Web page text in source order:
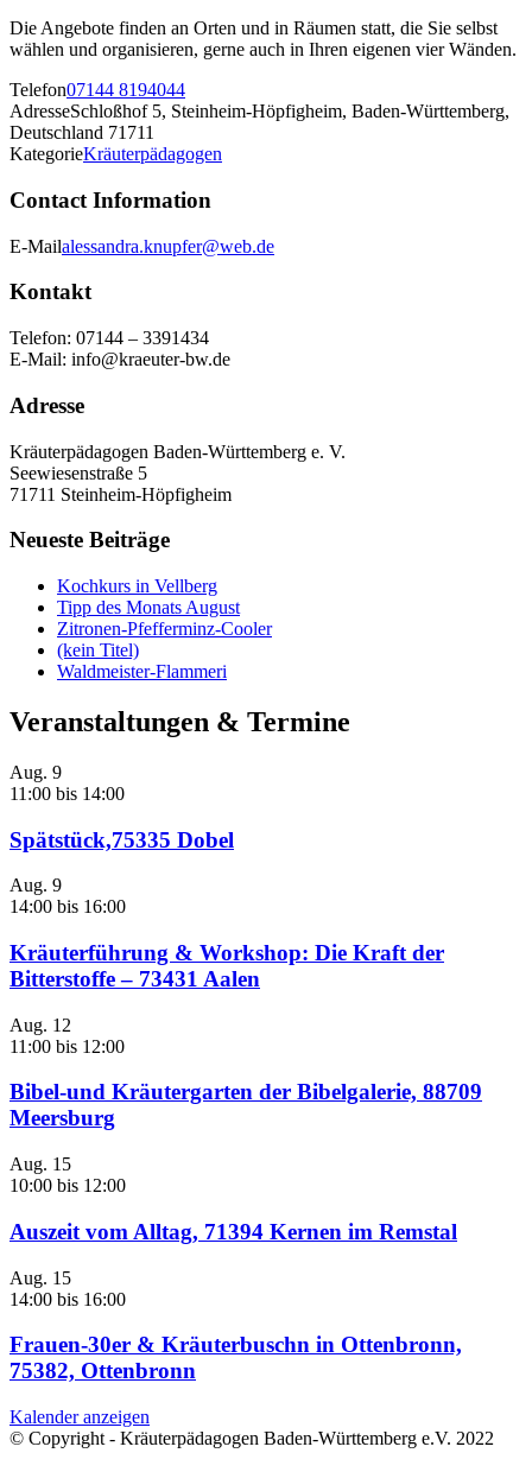
Die Angebote finden an Orten und in Räumen statt, die Sie selbst
wählen und organisieren, gerne auch in Ihren eigenen vier Wänden.
Telefon07144 8194044
AdresseSchloßhof 5, Steinheim-Höpfigheim, Baden-Württemberg,
Deutschland 71711
KategorieKräuterpädagogen
Contact Information
E-Mailalessandra.knupfer@web.de
Kontakt
Telefon: 07144 – 3391434
E-Mail: info@kraeuter-bw.de
Adresse
Kräuterpädagogen Baden-Württemberg e. V.
Seewiesenstraße 5
71711 Steinheim-Höpfigheim
Neueste Beiträge
Kochkurs in Vellberg
Tipp des Monats August
Zitronen-Pfefferminz-Cooler
(kein Titel)
Waldmeister-Flammeri
Veranstaltungen & Termine
Aug. 9
11:00 bis 14:00
Spätstück,75335 Dobel
Aug. 9
14:00 bis 16:00
Kräuterführung & Workshop: Die Kraft der
Bitterstoffe – 73431 Aalen
Aug. 12
11:00 bis 12:00
Bibel-und Kräutergarten der Bibelgalerie, 88709
Meersburg
Aug. 15
10:00 bis 12:00
Auszeit vom Alltag, 71394 Kernen im Remstal
Aug. 15
14:00 bis 16:00
Frauen-30er & Kräuterbuschn in Ottenbronn,
75382, Ottenbronn
Kalender anzeigen
© Copyright - Kräuterpädagogen Baden-Württemberg e.V. 2022